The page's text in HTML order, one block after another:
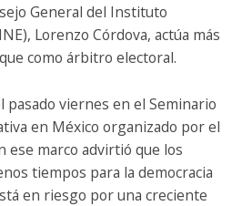
General del Instituto
Lorenzo Córdova, actúa más
como árbitro electoral.
pasado viernes en el Seminario
en México organizado por el
ese marco advirtió que los
tiempos para la democracia
en riesgo por una creciente